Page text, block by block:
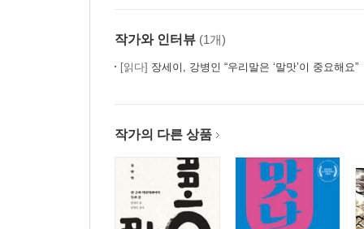
속도를 나타낼 때 / 우두커니
모양을 나타낼 때 / 서산과 동해
(때 / 의성의태어 동화)
작가와 인터뷰 (1개)
[읽다] 장세이, 강병인 “우리말은 ‘말맛’이 중요해요”
작가의 다른 상품